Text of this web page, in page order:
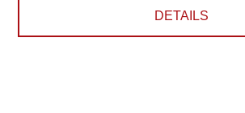
DETAILS